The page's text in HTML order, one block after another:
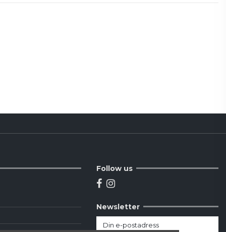
Follow us
Newsletter